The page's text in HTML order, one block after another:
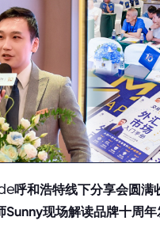
呼和浩特线下分享会圆满
Sunny现场解读品牌十周